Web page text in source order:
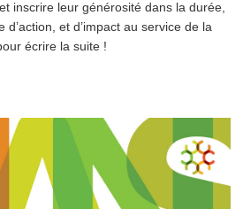
inscrire leur générosité dans la durée,
et d’impact au service de la
écrire la suite !